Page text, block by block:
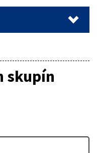
skupín